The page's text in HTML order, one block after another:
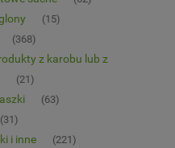
(15)
(368)
z karobu lub z
(21)
(63)
(31)
i inne (221)